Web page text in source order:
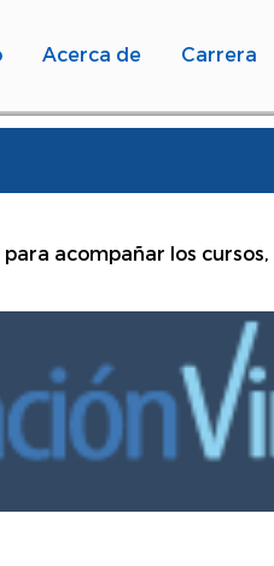
Acerca de Carrera
acompañar los